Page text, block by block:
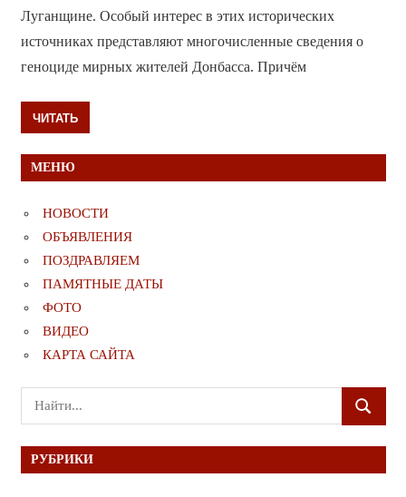
Луганщине. Особый интерес в этих исторических
источниках представляют многочисленные сведения о
геноциде мирных жителей Донбасса. Причём
ЧИТАТЬ
МЕНЮ
НОВОСТИ
ОБЪЯВЛЕНИЯ
ПОЗДРАВЛЯЕМ
ПАМЯТНЫЕ ДАТЫ
ФОТО
ВИДЕО
КАРТА САЙТА
Поиск
для:
ПОИСК
РУБРИКИ